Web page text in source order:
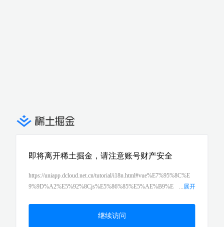
即将离开稀土掘金，请注意账号财产安全
展开
https://uniapp.dcloud.net.cn/tutorial/i18n.html#vue%E7%95%8C%E
9%9D%A2%E5%92%8Cjs%E5%86%85%E5%AE%B9%E
继续访问